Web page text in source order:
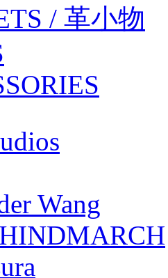
/ 革小物
Wang